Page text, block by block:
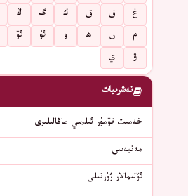
غ
ف ق ك گ ڭ
م
ن ھ و ئۇ ئۆ
ۋ
ي
نەشرىيات
خەمىت تۆمۈر ئىلمىي ماقالىلىرى
مەنبەسى
ئۆلىمالار ژۇرنىلى